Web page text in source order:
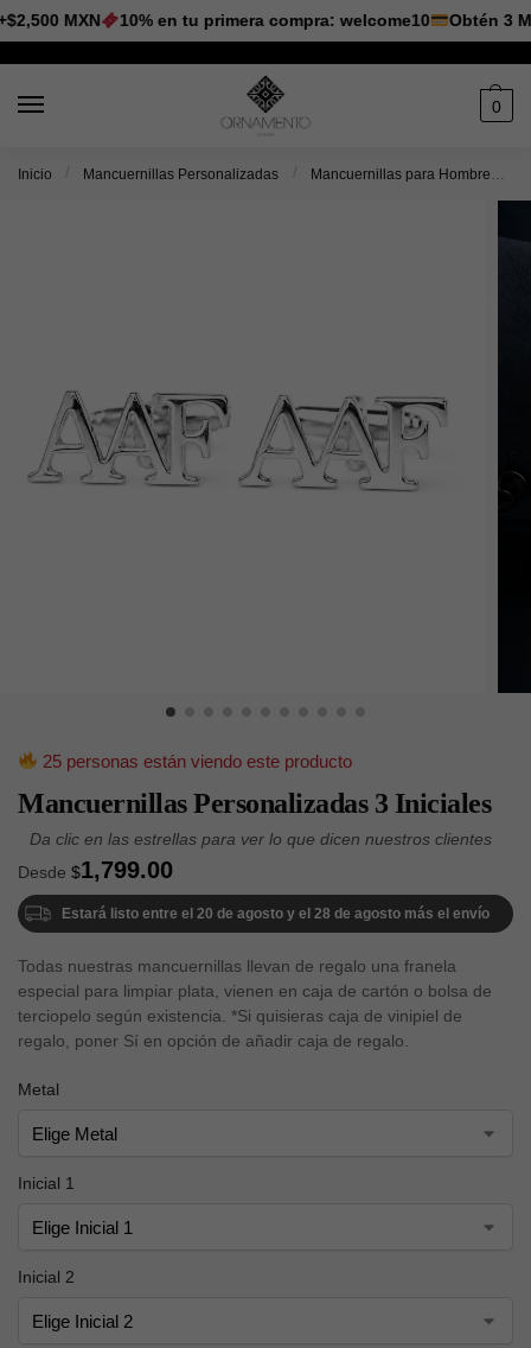
MXN 10% en tu primera compra: welcome10 Obtén 3
0
Inicio Mancuernillas Personalizadas Mancuernillas para Hombre
25 personas están viendo este producto
Mancuernillas Personalizadas 3 Iniciales
Desde $1,799.00
Estará listo entre el 20 de agosto y el 28 de agosto más el envío
Todas nuestras mancuernillas llevan de regalo una franela
especial para limpiar plata, vienen en caja de cartón o bolsa de
terciopelo según existencia. *Si quisieras caja de vinipiel de
regalo, poner Sí en opción de añadir caja de regalo.
Metal
Inicial 1
Inicial 2